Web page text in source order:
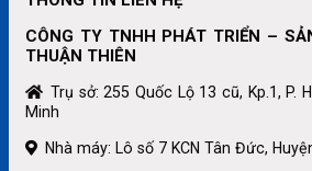
CÔNG TY TNHH PHÁT TRIỂN –
THUẬN THIÊN
Trụ sở: 255 Quốc Lộ 13 cũ, Kp.1, P.
Minh
Nhà máy: Lô số 7 KCN Tân Đức,